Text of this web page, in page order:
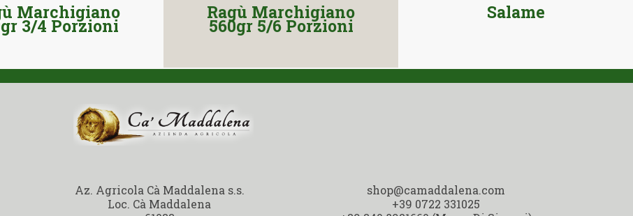
Marchigiano
3/4 Porzioni
Ragù Marchigiano
560gr 5/6 Porzioni
Salame
Az. Agricola Cà Maddalena s.s.
Loc. Cà Maddalena
shop@camaddalena.com
+39 0722 331025